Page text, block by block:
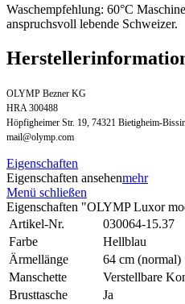
Waschempfehlung: 60°C
anspruchsvoll lebende Schweizer.
OLYMP Bezner KG
HRA 300488
Höpfigheimer Str. 19, 74321 Bietigheim-
mail@olymp.com
Eigenschaften
Eigenschaften ansehenmehr
Menü schließen
Eigenschaften "OLYMP Luxor
Artikel-Nr.
030064-15.37
Farbe
Hellblau
Ärmellänge
64 cm (normal)
Manschette
Verstellbare
Brusttasche
Ja